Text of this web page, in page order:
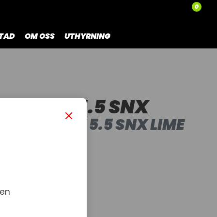
0
OM OSS UTHYRNING
5.5 SNX
VELOCITY 5.5 SNX LIME
58%